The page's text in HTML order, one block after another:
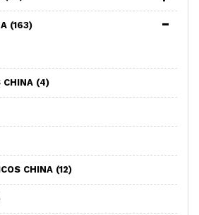
(163)
CHINA (4)
CHINA (12)